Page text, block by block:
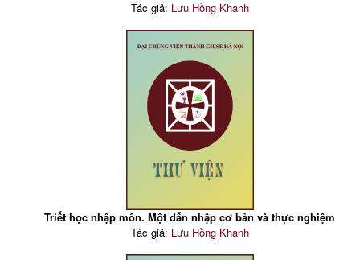
Tác giả: Lưu Hồng Khanh
Triết học nhập môn. Một dẫn nhập cơ bản và thực nghiệm
Tác giả: Lưu Hồng Khanh